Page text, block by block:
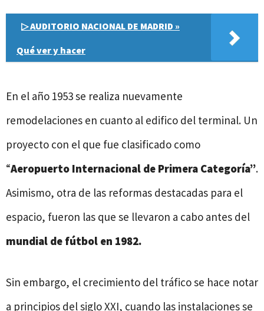
▷ AUDITORIO NACIONAL DE MADRID »
Qué ver y hacer
En el año 1953 se realiza nuevamente
remodelaciones en cuanto al edifico del terminal. Un
proyecto con el que fue clasificado como
“Aeropuerto Internacional de Primera Categoría”.
Asimismo, otra de las reformas destacadas para el
espacio, fueron las que se llevaron a cabo antes del
mundial de fútbol en 1982.
Sin embargo, el crecimiento del tráfico se hace notar
a principios del siglo XXI, cuando las instalaciones se